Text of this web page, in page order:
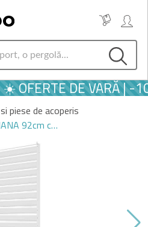
OFERTE DE VARĂ | -
piese de acoperis
92cm c…